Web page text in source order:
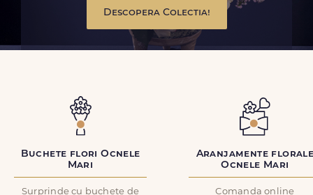
Descopera Colectia!
Buchete flori Ocnele
Mari
Surprinde cu buchete de
Aranjamente
Ocnele Mari
Comanda online